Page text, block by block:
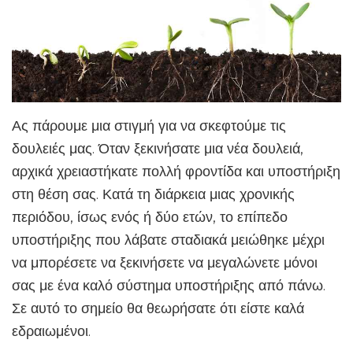
Ας πάρουμε μια στιγμή για να σκεφτούμε τις
δουλειές μας. Όταν ξεκινήσατε μια νέα δουλειά,
αρχικά χρειαστήκατε πολλή φροντίδα και υποστήριξη
στη θέση σας. Κατά τη διάρκεια μιας χρονικής
περιόδου, ίσως ενός ή δύο ετών, το επίπεδο
υποστήριξης που λάβατε σταδιακά μειώθηκε μέχρι
να μπορέσετε να ξεκινήσετε να μεγαλώνετε μόνοι
σας με ένα καλό σύστημα υποστήριξης από πάνω.
Σε αυτό το σημείο θα θεωρήσατε ότι είστε καλά
εδραιωμένοι.